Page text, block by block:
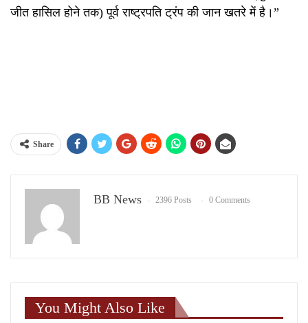
जीत हासिल होने तक) पूर्व राष्ट्रपति ट्रंप की जान खतरे में है।”
Share
BB News 2396 Posts 0 Comments
You Might Also Like